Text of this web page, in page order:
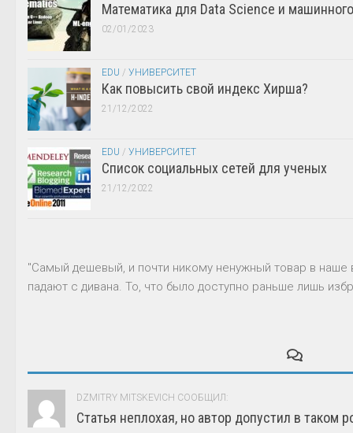
Математика для Data Science и
02/01/2023
EDU / УНИВЕРСИТЕТ
Как повысить свой индекс Хирша?
21/12/2022
EDU / УНИВЕРСИТЕТ
Список социальных сетей для ученых
21/12/2022
"Самый дешевый, и почти никому ненужный товар в
падают с дивана. То, что было доступно раньше лишь
DZMITRY MITSKEVICH СООБЩИЛ:
Статья неплохая, но автор допустил в таком